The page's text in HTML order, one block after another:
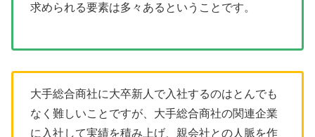
求められる要素は多々あるということです。
大手総合商社に大卒新人で入社するのはとんでも
なく難しいことですが、大手総合商社の関連企業
に入社して実績を積み上げ、親会社との人脈を作